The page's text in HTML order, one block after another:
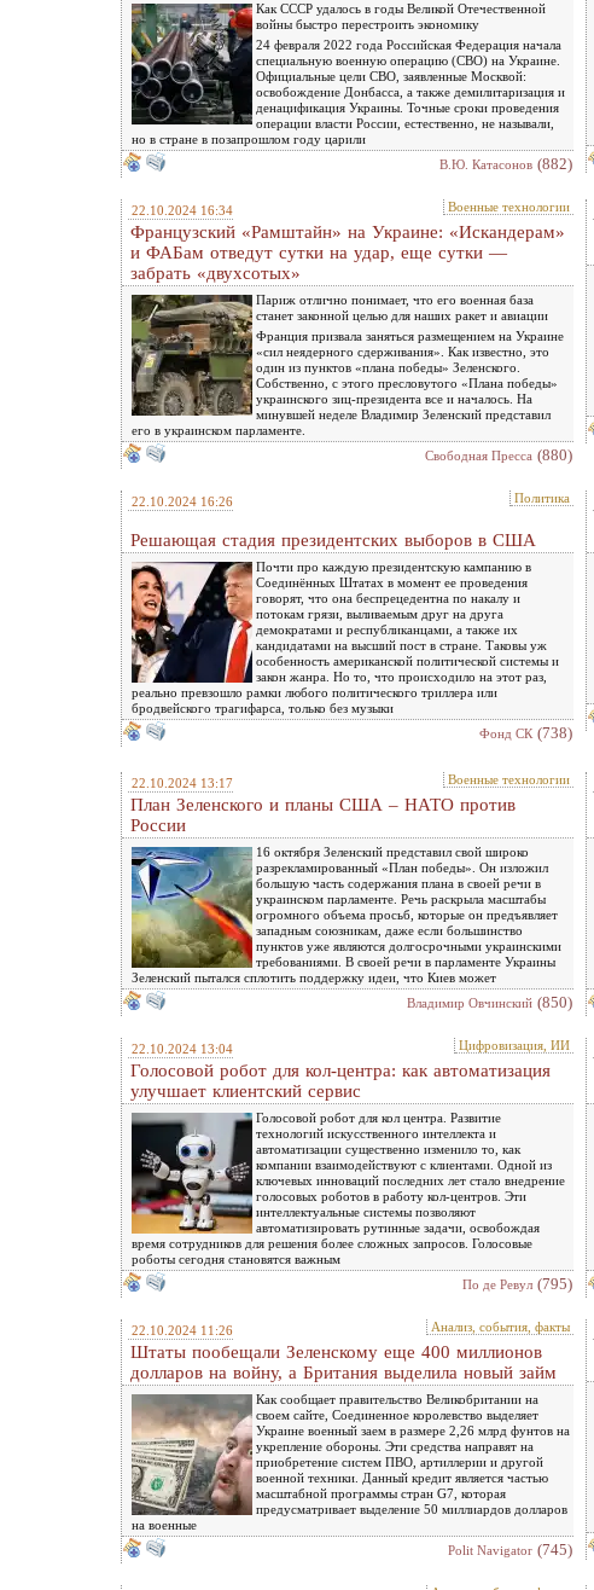
Как СССР удалось в годы Великой Отечественной
войны быстро перестроить экономику
24 февраля 2022 года Российская Федерация начала
специальную военную операцию (СВО) на Украине.
Официальные цели СВО, заявленные Москвой:
освобождение Донбасса, а также демилитаризация и
денацификация Украины. Точные сроки проведения
операции власти России, естественно, не называли,
но в стране в позапрошлом году царили
В.Ю. Катасонов (882)
22.10.2024 16:34 Военные технологии
Французский «Рамштайн» на Украине: «Искандерам»
и ФАБам отведут сутки на удар, еще сутки —
забрать «двухсотых»
Париж отлично понимает, что его военная база
станет законной целью для наших ракет и авиации
Франция призвала заняться размещением на Украине
«сил неядерного сдерживания». Как известно, это
один из пунктов «плана победы» Зеленского.
Собственно, с этого пресловутого «Плана победы»
украинского зиц-президента все и началось. На
минувшей неделе Владимир Зеленский представил
его в украинском парламенте.
Свободная Пресса (880)
22.10.2024 16:26 Политика
Решающая стадия президентских выборов в США
Почти про каждую президентскую кампанию в
Соединённых Штатах в момент ее проведения
говорят, что она беспрецедентна по накалу и
потокам грязи, выливаемым друг на друга
демократами и республиканцами, а также их
кандидатами на высший пост в стране. Таковы уж
особенность американской политической системы и
закон жанра. Но то, что происходило на этот раз,
реально превзошло рамки любого политического триллера или
бродвейского трагифарса, только без музыки
Фонд СК (738)
22.10.2024 13:17 Военные технологии
План Зеленского и планы США – НАТО против
России
16 октября Зеленский представил свой широко
разрекламированный «План победы». Он изложил
большую часть содержания плана в своей речи в
украинском парламенте. Речь раскрыла масштабы
огромного объема просьб, которые он предъявляет
западным союзникам, даже если большинство
пунктов уже являются долгосрочными украинскими
требованиями. В своей речи в парламенте Украины
Зеленский пытался сплотить поддержку идеи, что Киев может
Владимир Овчинский (850)
22.10.2024 13:04 Цифровизация, ИИ
Голосовой робот для кол-центра: как автоматизация
улучшает клиентский сервис
Голосовой робот для кол центра. Развитие
технологий искусственного интеллекта и
автоматизации существенно изменило то, как
компании взаимодействуют с клиентами. Одной из
ключевых инноваций последних лет стало внедрение
голосовых роботов в работу кол-центров. Эти
интеллектуальные системы позволяют
автоматизировать рутинные задачи, освобождая
время сотрудников для решения более сложных запросов. Голосовые
роботы сегодня становятся важным
По де Ревул (795)
22.10.2024 11:26 Анализ, события, факты
Штаты пообещали Зеленскому еще 400 миллионов
долларов на войну, а Британия выделила новый займ
Как сообщает правительство Великобритании на
своем сайте, Соединенное королевство выделяет
Украине военный заем в размере 2,26 млрд фунтов на
укрепление обороны. Эти средства направят на
приобретение систем ПВО, артиллерии и другой
военной техники. Данный кредит является частью
масштабной программы стран G7, которая
предусматривает выделение 50 миллиардов долларов
на военные
Polit Navigator (745)